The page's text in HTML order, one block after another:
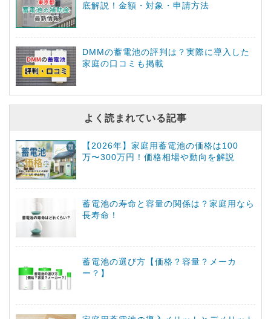
底解説！金額・対象・申請方法
DMMの蓄電池の評判は？実際に導入した
家庭の口コミも掲載
よく読まれている記事
【2026年】家庭用蓄電池の価格は100
万〜300万円！価格相場や動向を解説
蓄電池の寿命と容量の関係は？家庭用なら
長寿命！
蓄電池の選び方【価格？容量？メーカ
ー？】